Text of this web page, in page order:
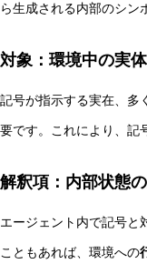
ら生成される内部のシン
対象：環境中の実体
記号が指示する実在、多
要です。これにより、記
解釈項：内部状態
エージェント内で記号と
こともあれば、環境への